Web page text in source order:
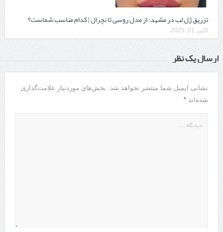
تزریق ژل لب در مشهد: از مدل روسی تا نچرال | کدام مناسب شماست؟
اکتبر 01, 2025
ارسال یک نظر
نشانی ایمیل شما منتشر نخواهد شد. بخش‌های موردنیاز علامت‌گذاری
شده‌اند *